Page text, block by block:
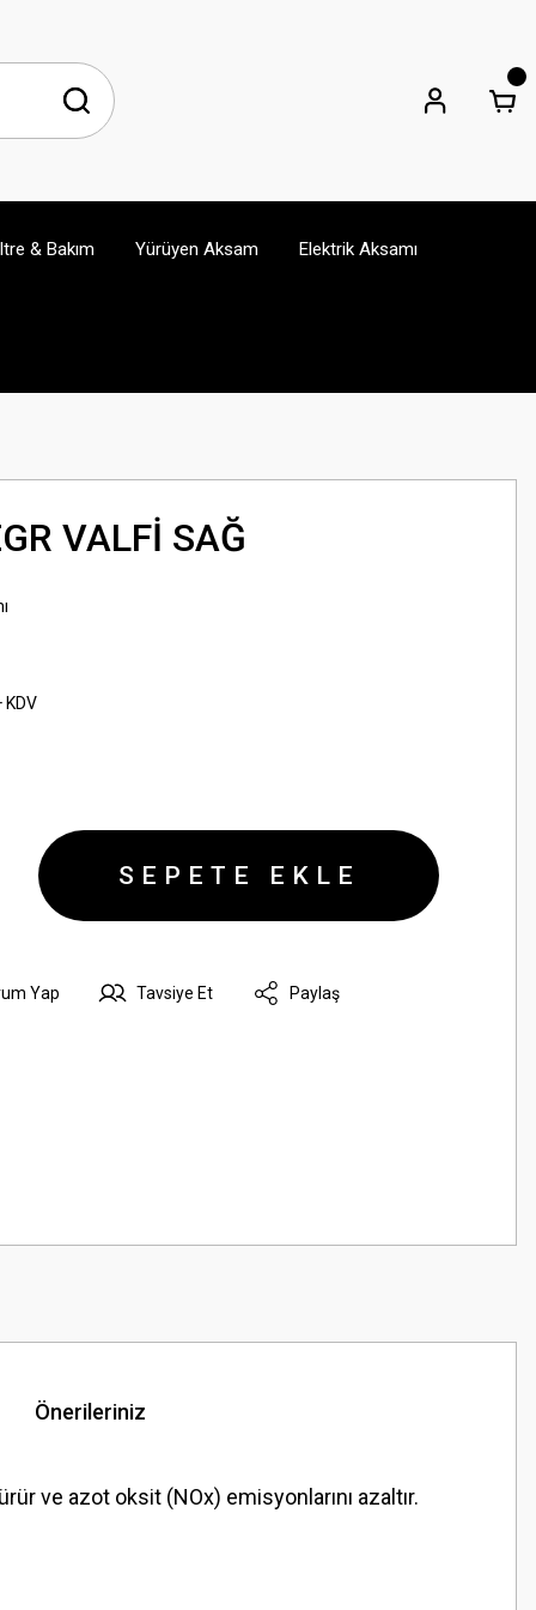
& Bakım Yürüyen Aksam Elektrik Aksamı
VALFİ SAĞ
KDV
SEPETE EKLE
Yap Tavsiye Et Paylaş
Önerileriniz
ve azot oksit (NOx) emisyonlarını azaltır.